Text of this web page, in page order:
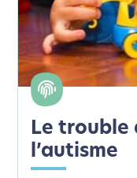
Le trouble
l’autisme